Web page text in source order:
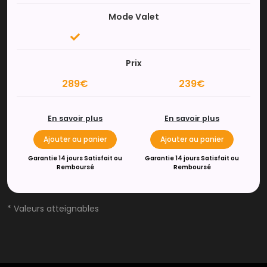
Mode Valet
Prix
289€ 239€
En savoir plus
Ajouter au panier
Garantie 14 jours Satisfait ou
Remboursé
En savoir plus
Ajouter au panier
Garantie 14 jours Satisfait ou
Remboursé
* Valeurs atteignables